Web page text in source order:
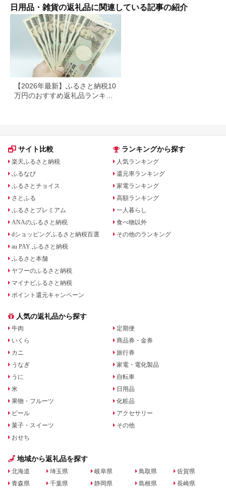
ィッシュ パルプ
100％ 無香料 1箱
日用品・雑貨の返礼品に関連している記事の紹介
【2026年最新】ふるさと納税10
万円のおすすめ返礼品ランキン
サイト比較
楽天ふるさと納税
ふるなび
ふるさとチョイス
さとふる
ふるさとプレミアム
ANAのふるさと納税
dショッピングふるさと納税百選
au PAY ふるさと納税
ふるさと本舗
ヤフーのふるさと納税
マイナビふるさと納税
ポイント還元キャンペーン
ランキングから探す
人気ランキング
還元率ランキング
家電ランキング
高額ランキング
一人暮らし
食べ物以外
その他のランキング
人気の返礼品から探す
牛肉
いくら
カニ
うなぎ
うに
米
果物・フルーツ
ビール
菓子・スイーツ
おせち
定期便
商品券・金券
旅行券
家電・電化製品
自転車
日用品
化粧品
アクセサリー
その他
地域から返礼品を探す
北海道
青森県
埼玉県
千葉県
岐阜県
静岡県
鳥取県
島根県
佐賀県
長崎県